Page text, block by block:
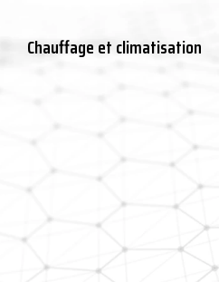
Chauffage et climatisation